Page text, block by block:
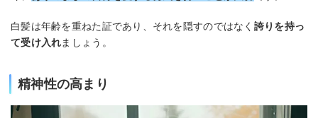
白髪は年齢を重ねた証であり、それを隠すのではなく 誇りを持っ
て受け入れましょう。
精神性の高まり